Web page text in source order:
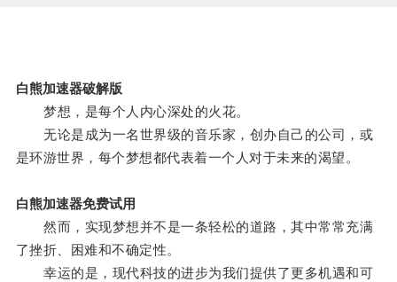
白熊加速器破解版
梦想，是每个人内心深处的火花。
无论是成为一名世界级的音乐家，创办自己的公司，或
是环游世界，每个梦想都代表着一个人对于未来的渴望。
白熊加速器免费试用
然而，实现梦想并不是一条轻松的道路，其中常常充满
了挫折、困难和不确定性。
幸运的是，现代科技的进步为我们提供了更多机遇和可